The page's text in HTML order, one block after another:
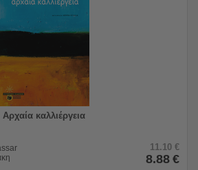
Αρχαία καλλιέργεια
11.10 €
8.88 €